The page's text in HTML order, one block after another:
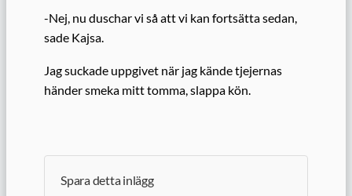
-Nej, nu duschar vi så att vi kan fortsätta sedan,
sade Kajsa.
Jag suckade uppgivet när jag kände tjejernas
händer smeka mitt tomma, slappa kön.
Spara detta inlägg